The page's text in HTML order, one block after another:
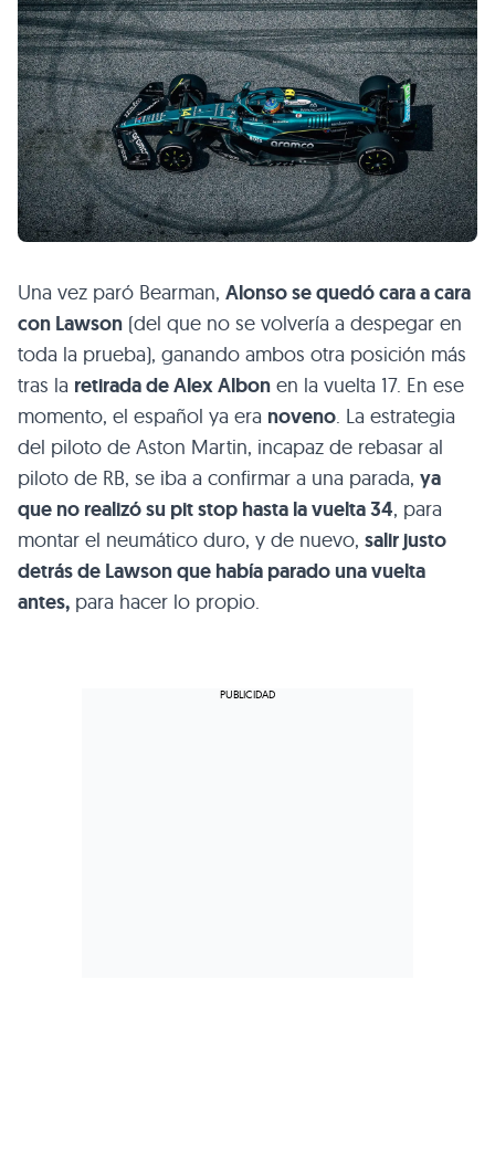
Una vez paró Bearman, Alonso se quedó cara a cara
con Lawson (del que no se volvería a despegar en
toda la prueba), ganando ambos otra posición más
tras la retirada de Alex Albon en la vuelta 17. En ese
momento, el español ya era noveno. La estrategia
del piloto de Aston Martin, incapaz de rebasar al
piloto de RB, se iba a confirmar a una parada, ya
que no realizó su pit stop hasta la vuelta 34, para
montar el neumático duro, y de nuevo, salir justo
detrás de Lawson que había parado una vuelta
antes, para hacer lo propio.